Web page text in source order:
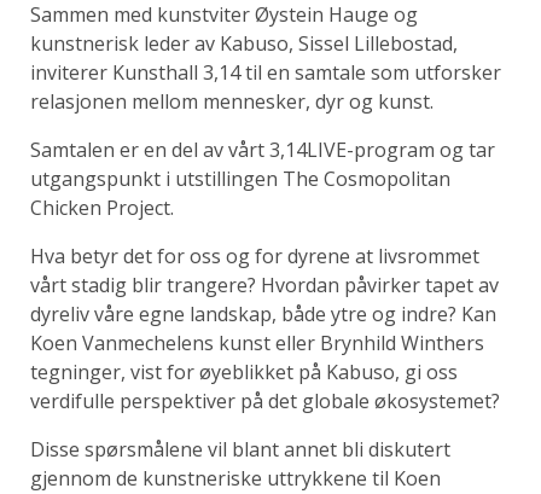
Sammen med kunstviter Øystein Hauge og
kunstnerisk leder av Kabuso, Sissel Lillebostad,
inviterer Kunsthall 3,14 til en samtale som utforsker
relasjonen mellom mennesker, dyr og kunst.
Samtalen er en del av vårt 3,14LIVE-program og tar
utgangspunkt i utstillingen The Cosmopolitan
Chicken Project.
Hva betyr det for oss og for dyrene at livsrommet
vårt stadig blir trangere? Hvordan påvirker tapet av
dyreliv våre egne landskap, både ytre og indre? Kan
Koen Vanmechelens kunst eller Brynhild Winthers
tegninger, vist for øyeblikket på Kabuso, gi oss
verdifulle perspektiver på det globale økosystemet?
Disse spørsmålene vil blant annet bli diskutert
gjennom de kunstneriske uttrykkene til Koen